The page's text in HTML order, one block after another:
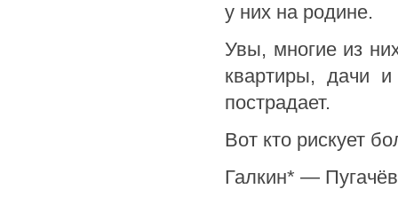
у них на родине.
Увы, многие из
квартиры, дачи
пострадает.
Вот кто рискует
Галкин* —